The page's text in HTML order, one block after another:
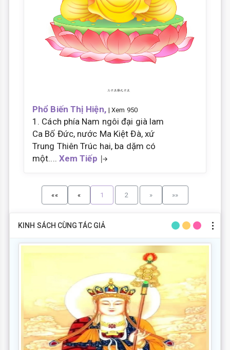
Phổ Biến Thị Hiện, | Xem 950
1. Cách phía Nam ngôi đại già lam
Ca Bố Đức, nước Ma Kiệt Đà, xứ
Trung Thiên Trúc hai, ba dặm có
một.... Xem Tiếp
«« « 1 2 » »»
KINH SÁCH CÙNG TÁC GIẢ